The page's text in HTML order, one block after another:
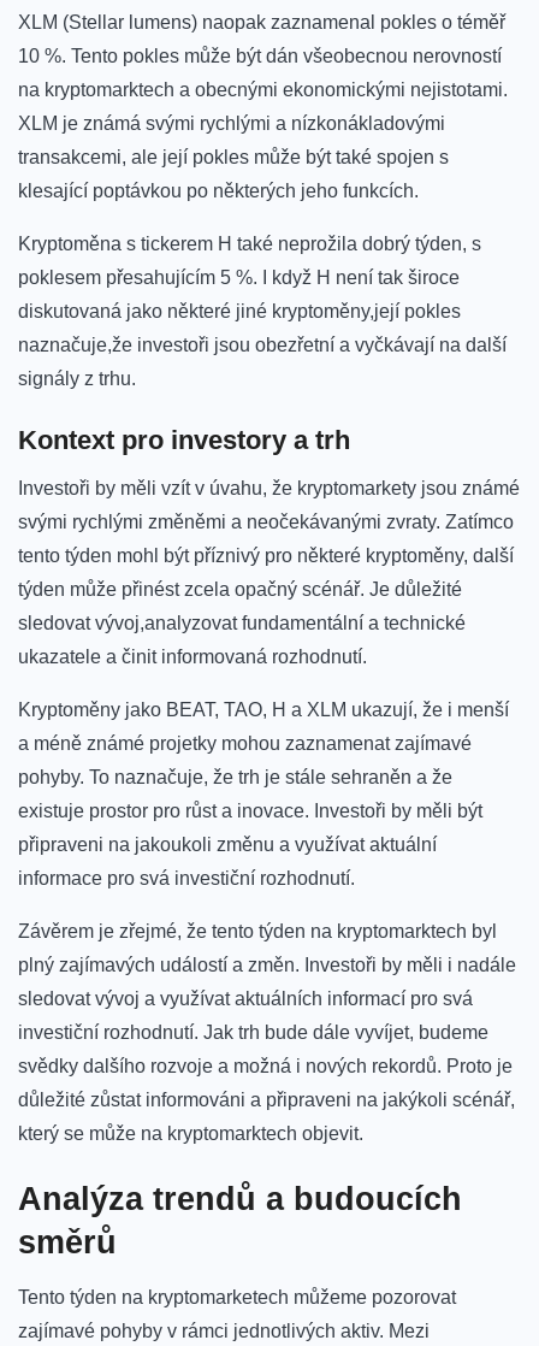
XLM (Stellar lumens) naopak zaznamenal pokles o téměř
10 %. Tento pokles může být dán všeobecnou nerovností
na kryptomarktech a obecnými ekonomickými⁣ nejistotami.
XLM je známá svými rychlými a nízkonákladovými
transakcemi, ale její pokles může ⁤být také spojen s
klesající poptávkou po některých jeho funkcích.
Kryptoměna s tickerem H‍ také neprožila dobrý týden, s
poklesem přesahujícím 5 %.⁣ I když⁢ H není tak široce
diskutovaná jako některé jiné kryptoměny,její pokles
naznačuje,že investoři jsou obezřetní a vyčkávají na ‌další
signály z⁤ trhu.
Kontext pro investory a trh
Investoři by měli vzít v úvahu, že kryptomarkety jsou známé
svými rychlými ⁤změněmi a ⁢neočekávanými zvraty. Zatímco
tento týden mohl být příznivý pro některé kryptoměny,​ další
týden může přinést zcela opačný scénář. Je důležité
sledovat vývoj,analyzovat fundamentální a technické
ukazatele a⁤ činit⁣ informovaná rozhodnutí.
Kryptoměny jako BEAT, TAO, H a XLM ukazují, že i menší
a méně známé projetky mohou zaznamenat zajímavé
pohyby. To ‍naznačuje, že trh je stále sehraněn a že
existuje⁤ prostor pro růst a inovace. Investoři by měli být
připraveni na jakoukoli změnu a využívat aktuální
informace pro svá investiční rozhodnutí.
Závěrem je zřejmé, že tento ⁣týden na kryptomarktech byl
plný zajímavých událostí a změn. Investoři by měli i nadále
sledovat vývoj a využívat aktuálních informací⁤ pro svá
investiční rozhodnutí. Jak trh bude dále vyvíjet, budeme
svědky dalšího rozvoje a možná i nových rekordů. Proto je
důležité zůstat‌ informováni a připraveni na jakýkoli scénář,
který se může na kryptomarktech objevit.
Analýza trendů a budoucích
směrů
Tento týden na kryptomarketech můžeme pozorovat
zajímavé pohyby v rámci jednotlivých aktiv.‌ Mezi